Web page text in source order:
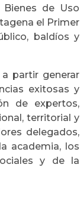
de Uso
el Primer
baldíos y
partir generar
exitosas y
de expertos,
territorial y
delegados,
academia, los
y de la